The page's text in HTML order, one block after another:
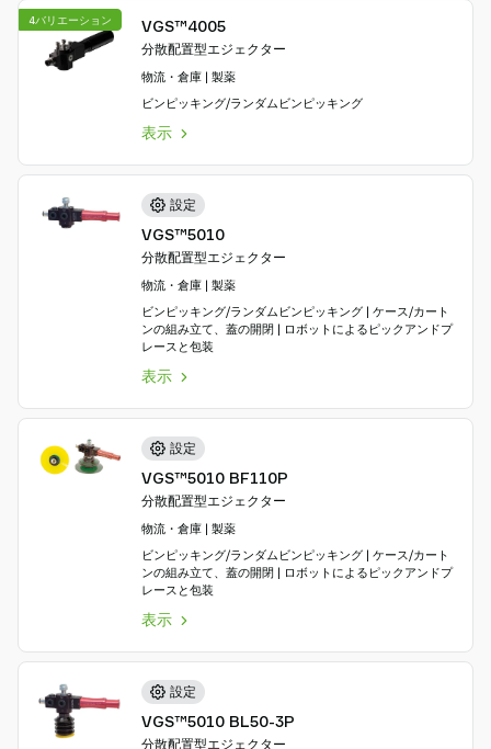
VGS™4005
分散配置型エジェクター
物流・倉庫 | 製薬
ビンピッキング/ランダムビンピッキング
表示
4バリエーション
設定
VGS™5010
分散配置型エジェクター
物流・倉庫 | 製薬
ビンピッキング/ランダムビンピッキング | ケース/カート
ンの組み立て、蓋の開閉 | ロボットによるピックアンドプ
レースと包装
表示
設定
VGS™5010 BF110P
分散配置型エジェクター
物流・倉庫 | 製薬
ビンピッキング/ランダムビンピッキング | ケース/カート
ンの組み立て、蓋の開閉 | ロボットによるピックアンドプ
レースと包装
表示
設定
VGS™5010 BL50-3P
分散配置型エジェクター